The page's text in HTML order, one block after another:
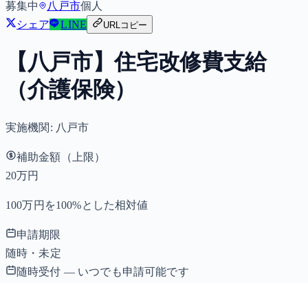
募集中
八戸市個人
シェア
LINE URLコピー
【八戸市】住宅改修費支給
（介護保険）
実施機関: 八戸市
補助金額（上限）
20万円
100万円を100%とした相対値
申請期限
随時・未定
随時受付 — いつでも申請可能です